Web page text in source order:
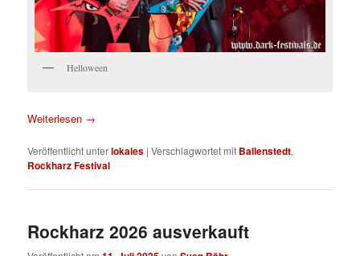
Helloween
Weiterlesen →
Veröffentlicht unterlokales |Verschlagwortet mit Ballenstedt,
Rockharz Festival
Rockharz 2026 ausverkauft